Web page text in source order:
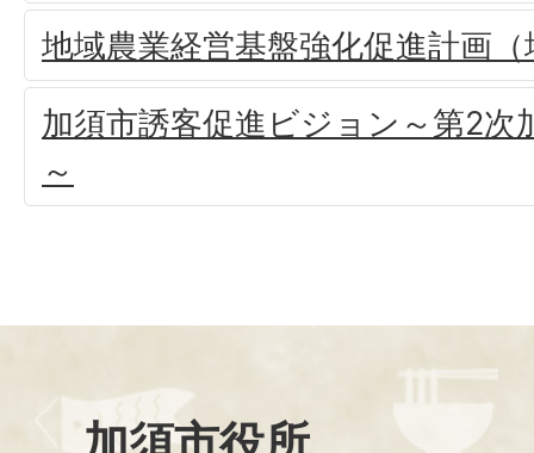
地域農業経営基盤強化促進計画
加須市誘客促進ビジョン～第2次
～